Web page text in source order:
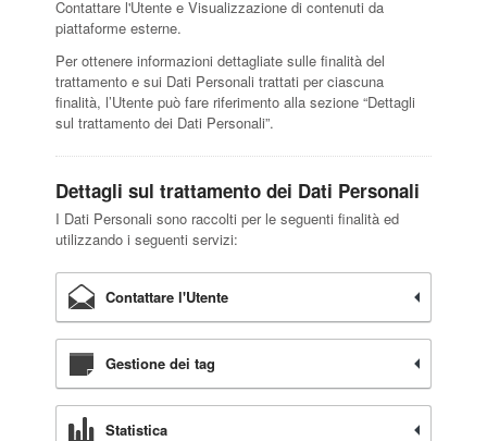
Contattare l'Utente e Visualizzazione di contenuti da
piattaforme esterne.
Per ottenere informazioni dettagliate sulle finalità del
trattamento e sui Dati Personali trattati per ciascuna
finalità, l’Utente può fare riferimento alla sezione “Dettagli
sul trattamento dei Dati Personali”.
Dettagli sul trattamento dei Dati Personali
I Dati Personali sono raccolti per le seguenti finalità ed
utilizzando i seguenti servizi:
Contattare l'Utente
Gestione dei tag
Statistica